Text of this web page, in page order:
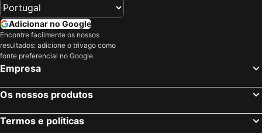
Adicionar no Google
Encontre facilmente os nossos
resultados: adicione o trivago como
fonte preferencial no Google.
Empresa
Os nossos produtos
Termos e políticas